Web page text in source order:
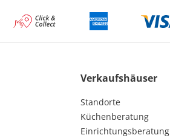
Verkaufshäuser
Standorte
Küchenberatung
Einrichtungsberatung